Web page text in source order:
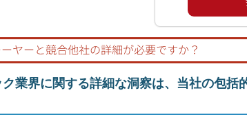
業界に関する詳細な洞察は、当社の包括